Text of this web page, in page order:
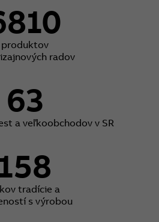
produktov
radov
63
a veľkoobchodov v SR
158
tradície a
s výrobou